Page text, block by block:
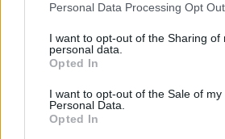
Personal Data Processing Opt
I want to opt-out of the Sharing of
personal data.
Opted In
I want to opt-out of the Sale of my
Personal Data.
Opted In